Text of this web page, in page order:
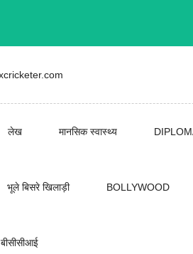
लेख मानसिक स्वास्थ्य
भूले बिसरे खिलाड़ी BOLLYWOOD
बीसीसीआई